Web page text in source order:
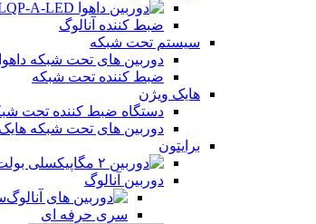
ضبط کننده آنالوگ
سیستم تحت شبکه
دوربین های تحت شبکه داهوا
ضبط کننده تحت شبکه
هایک ویژن
دستگاه ضبط کننده تحت
دوربین های تحت شبکه
برایتون
دوربین آنالوگ
سری حرفه ای